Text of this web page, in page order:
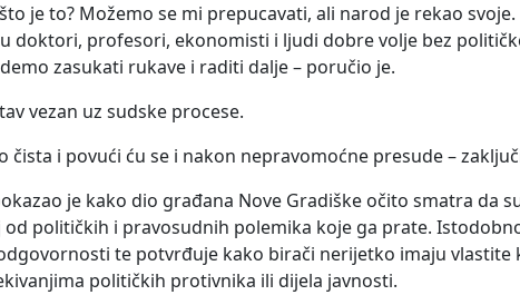
je to? Možemo se mi prepucavati, ali narod je rekao
doktori, profesori, ekonomisti i ljudi dobre volje bez
zasukati rukave i raditi dalje – poručio je.
vezan uz sudske procese.
čista i povući ću se i nakon nepravomoćne presude –
je kako dio građana Nove Gradiške očito smatra da
političkih i pravosudnih polemika koje ga prate.
te potvrđuje kako birači nerijetko imaju
političkih protivnika ili dijela javnosti.